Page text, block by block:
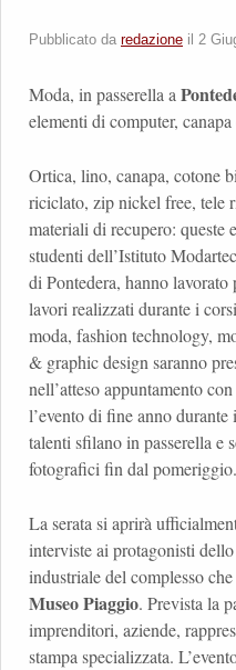
Pubblicato da redazione il 2
Moda, in passerella a
elementi di computer,
Ortica, lino, canapa, cotone
riciclato, zip nickel free, tele
materiali di recupero: queste
studenti dell’Istituto
di Pontedera, hanno lavorato
lavori realizzati durante i
moda, fashion technology,
& graphic design saranno
nell’atteso appuntamento
l’evento di fine anno
talenti sfilano in passerella e
fotografici fin dal pomeriggio.
La serata si aprirà
interviste ai protagonisti
industriale del complesso che
Museo Piaggio. Prevista la
imprenditori, aziende,
stampa specializzata.